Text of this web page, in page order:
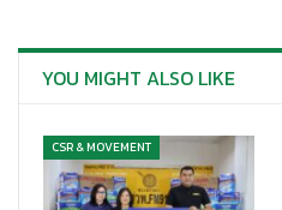
YOU MIGHT ALSO LIKE
CSR & MOVEMENT